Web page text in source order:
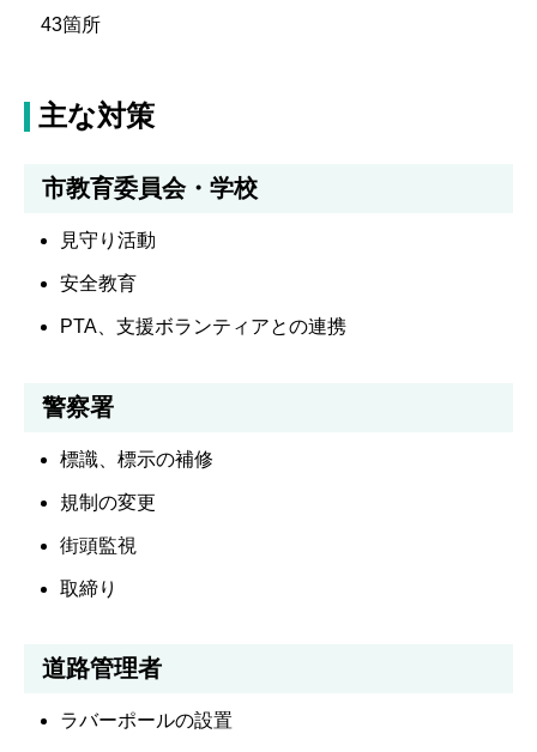
43箇所
主な対策
市教育委員会・学校
見守り活動
安全教育
PTA、支援ボランティアとの連携
警察署
標識、標示の補修
規制の変更
街頭監視
取締り
道路管理者
ラバーポールの設置